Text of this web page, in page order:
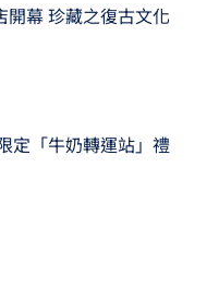
開幕 珍藏之復古文化
定「牛奶轉運站」禮